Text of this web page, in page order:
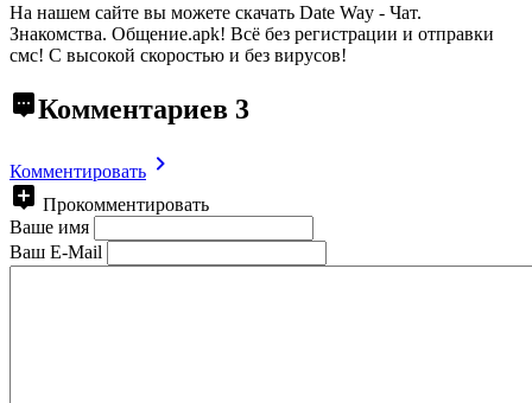
На нашем сайте вы можете скачать Date Way - Чат.
Знакомства. Общение.apk! Всё без регистрации и отправки
смс! С высокой скоростью и без вирусов!
Комментариев 3
Комментировать
Прокомментировать
Ваше имя
Ваш E-Mail